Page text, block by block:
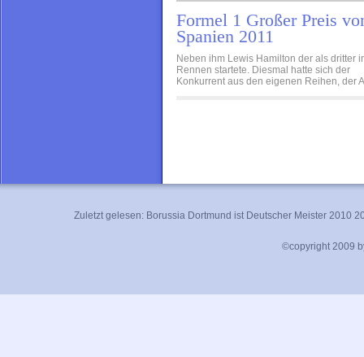
Formel 1 Großer Preis
Spanien 2011
Neben ihm Lewis Hamilton der als dritter
Rennen startete. Diesmal hatte sich der
Konkurrent aus den eigenen Reihen, der
Zuletzt gelesen: Borussia Dortmund ist Deutscher Meister 2010
©copyright 2009